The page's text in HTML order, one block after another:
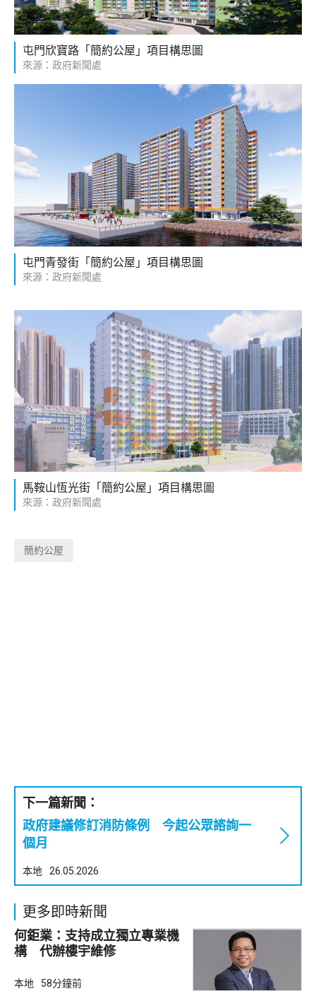
屯門欣寶路「簡約公屋」項目構思圖
來源：政府新聞處
屯門青發街「簡約公屋」項目構思圖
來源：政府新聞處
馬鞍山恆光街「簡約公屋」項目構思圖
來源：政府新聞處
簡約公屋
下一篇新聞：
政府建議修訂消防條例 今起公眾諮詢一
個月
本地 26.05.2026
更多即時新聞
何鉅業：支持成立獨立專業機
構 代辦樓宇維修
本地 58分鐘前